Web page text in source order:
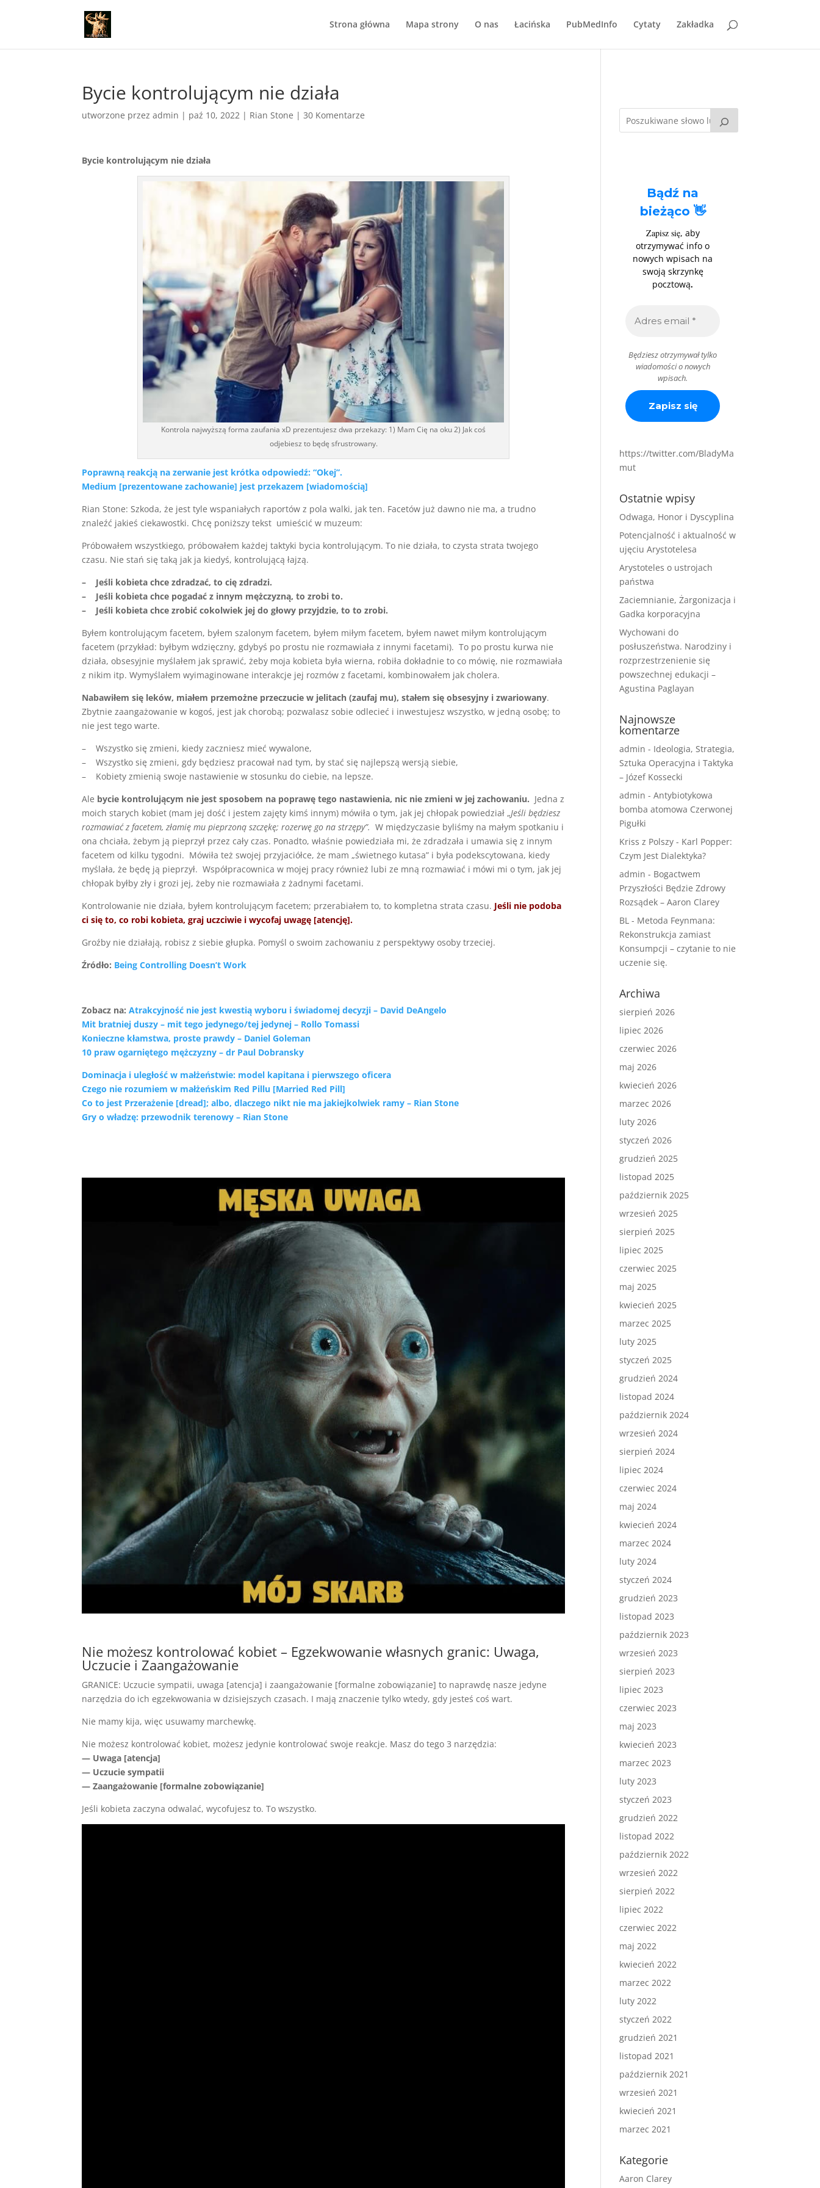
Strona główna Mapa strony O nas Łacińska PubMedInfo Cytaty Zakładka
Bycie kontrolującym nie działa
utworzone przezadmin | paź 10, 2022 | Rian Stone |30 Komentarze
Bycie kontrolującym nie działa
Kontrola najwyższą forma zaufania xD prezentujesz dwa przekazy: 1) Mam Cię na oku 2) Jak coś
odjebiesz to będę sfrustrowany.
Poprawną reakcją na zerwanie jest krótka odpowiedź: “Okej”.
Medium [prezentowane zachowanie] jest przekazem [wiadomością]
Rian Stone: Szkoda, że jest tyle wspaniałych raportów z pola walki, jak ten. Facetów już dawno nie ma, a trudno
znaleźć jakieś ciekawostki. Chcę poniższy tekst umieścić w muzeum:
Próbowałem wszystkiego, próbowałem każdej taktyki bycia kontrolującym. To nie działa, to czysta strata twojego
czasu. Nie stań się taką jak ja kiedyś, kontrolującą łajzą.
– Jeśli kobieta chce zdradzać, to cię zdradzi.
– Jeśli kobieta chce pogadać z innym mężczyzną, to zrobi to.
– Jeśli kobieta chce zrobić cokolwiek jej do głowy przyjdzie, to to zrobi.
Byłem kontrolującym facetem, byłem szalonym facetem, byłem miłym facetem, byłem nawet miłym kontrolującym
facetem (przykład: byłbym wdzięczny, gdybyś po prostu nie rozmawiała z innymi facetami). To po prostu kurwa nie
działa, obsesyjnie myślałem jak sprawić, żeby moja kobieta była wierna, robiła dokładnie to co mówię, nie rozmawiała
z nikim itp. Wymyślałem wyimaginowane interakcje jej rozmów z facetami, kombinowałem jak cholera.
Nabawiłem się leków, miałem przemożne przeczucie w jelitach (zaufaj mu), stałem się obsesyjny i zwariowany.
Zbytnie zaangażowanie w kogoś, jest jak chorobą; pozwalasz sobie odlecieć i inwestujesz wszystko, w jedną osobę; to
nie jest tego warte.
– Wszystko się zmieni, kiedy zaczniesz mieć wywalone,
– Wszystko się zmieni, gdy będziesz pracował nad tym, by stać się najlepszą wersją siebie,
– Kobiety zmienią swoje nastawienie w stosunku do ciebie, na lepsze.
Ale bycie kontrolującym nie jest sposobem na poprawę tego nastawienia, nic nie zmieni w jej zachowaniu. Jedna z
moich starych kobiet (mam jej dość i jestem zajęty kimś innym) mówiła o tym, jak jej chłopak powiedział „Jeśli będziesz
rozmawiać z facetem, złamię mu pieprzoną szczękę; rozerwę go na strzępy”. W międzyczasie byliśmy na małym spotkaniu i
ona chciała, żebym ją pieprzył przez cały czas. Ponadto, właśnie powiedziała mi, że zdradzała i umawia się z innym
facetem od kilku tygodni. Mówiła też swojej przyjaciółce, że mam „świetnego kutasa” i była podekscytowana, kiedy
myślała, że będę ją pieprzył. Współpracownica w mojej pracy również lubi ze mną rozmawiać i mówi mi o tym, jak jej
chłopak byłby zły i grozi jej, żeby nie rozmawiała z żadnymi facetami.
Kontrolowanie nie działa, byłem kontrolującym facetem; przerabiałem to, to kompletna strata czasu. Jeśli nie podoba
ci się to, co robi kobieta, graj uczciwie i wycofaj uwagę [atencję].
Groźby nie działają, robisz z siebie głupka. Pomyśl o swoim zachowaniu z perspektywy osoby trzeciej.
Źródło: Being Controlling Doesn’t Work
Zobacz na:Atrakcyjność nie jest kwestią wyboru i świadomej decyzji – David DeAngelo
Mit bratniej duszy – mit tego jedynego/tej jedynej – Rollo Tomassi
Konieczne kłamstwa, proste prawdy – Daniel Goleman
10 praw ogarniętego mężczyzny – dr Paul Dobransky
Dominacja i uległość w małżeństwie: model kapitana i pierwszego oficera
Czego nie rozumiem w małżeńskim Red Pillu [Married Red Pill]
Co to jest Przerażenie [dread]; albo, dlaczego nikt nie ma jakiejkolwiek ramy – Rian Stone
Gry o władzę: przewodnik terenowy – Rian Stone
Nie możesz kontrolować kobiet – Egzekwowanie własnych granic: Uwaga,
Uczucie i Zaangażowanie
GRANICE: Uczucie sympatii, uwaga [atencja] i zaangażowanie [formalne zobowiązanie] to naprawdę nasze jedyne
narzędzia do ich egzekwowania w dzisiejszych czasach. I mają znaczenie tylko wtedy, gdy jesteś coś wart.
Nie mamy kija, więc usuwamy marchewkę.
Nie możesz kontrolować kobiet, możesz jedynie kontrolować swoje reakcje. Masz do tego 3 narzędzia:
— Uwaga [atencja]
— Uczucie sympatii
— Zaangażowanie [formalne zobowiązanie]
Jeśli kobieta zaczyna odwalać, wycofujesz to. To wszystko.
Bądź na
bieżąco 👋
Zapisz się, aby
otrzymywać info o
nowych wpisach na
swoją skrzynkę
pocztową.
Będziesz otrzymywał tylko
wiadomości o nowych
wpisach.
https://twitter.com/BladyMa
mut
Ostatnie wpisy
Odwaga, Honor i Dyscyplina
Potencjalność i aktualność w
ujęciu Arystotelesa
Arystoteles o ustrojach
państwa
Zaciemnianie, Żargonizacja i
Gadka korporacyjna
Wychowani do
posłuszeństwa. Narodziny i
rozprzestrzenienie się
powszechnej edukacji –
Agustina Paglayan
Najnowsze
komentarze
admin - Ideologia, Strategia,
Sztuka Operacyjna i Taktyka
– Józef Kossecki
admin -Antybiotykowa
bomba atomowa Czerwonej
Pigułki
Kriss z Polszy - Karl Popper:
Czym Jest Dialektyka?
admin - Bogactwem
Przyszłości Będzie Zdrowy
Rozsądek – Aaron Clarey
BL - Metoda Feynmana:
Rekonstrukcja zamiast
Konsumpcji – czytanie to nie
uczenie się.
Archiwa
sierpień 2026
lipiec 2026
czerwiec 2026
maj 2026
kwiecień 2026
marzec 2026
luty 2026
styczeń 2026
grudzień 2025
listopad 2025
październik 2025
wrzesień 2025
sierpień 2025
lipiec 2025
czerwiec 2025
maj 2025
kwiecień 2025
marzec 2025
luty 2025
styczeń 2025
grudzień 2024
listopad 2024
październik 2024
wrzesień 2024
sierpień 2024
lipiec 2024
czerwiec 2024
maj 2024
kwiecień 2024
marzec 2024
luty 2024
styczeń 2024
grudzień 2023
listopad 2023
październik 2023
wrzesień 2023
sierpień 2023
lipiec 2023
czerwiec 2023
maj 2023
kwiecień 2023
marzec 2023
luty 2023
styczeń 2023
grudzień 2022
listopad 2022
październik 2022
wrzesień 2022
sierpień 2022
lipiec 2022
czerwiec 2022
maj 2022
kwiecień 2022
marzec 2022
luty 2022
styczeń 2022
grudzień 2021
listopad 2021
październik 2021
wrzesień 2021
kwiecień 2021
marzec 2021
Kategorie
Aaron Clarey